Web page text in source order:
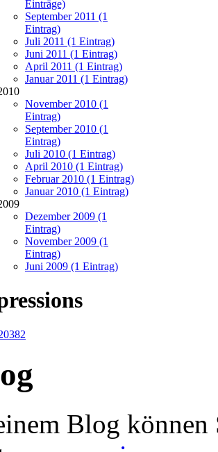
Einträge)
September 2011 (1
Eintrag)
Juli 2011 (1 Eintrag)
Juni 2011 (1 Eintrag)
April 2011 (1 Eintrag)
Januar 2011 (1 Eintrag)
November 2010 (1
Eintrag)
September 2010 (1
Eintrag)
Juli 2010 (1 Eintrag)
April 2010 (1 Eintrag)
Februar 2010 (1 Eintrag)
Januar 2010 (1 Eintrag)
Dezember 2009 (1
Eintrag)
November 2009 (1
Eintrag)
Juni 2009 (1 Eintrag)
Blog können